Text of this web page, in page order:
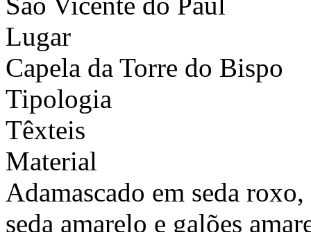
Lugar
Capela da Torre do Bispo
Tipologia
Têxteis
Material
Adamascado em seda
seda amarelo e galões